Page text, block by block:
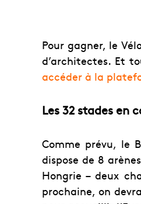
Pour gagner, le
d’architectes. Et
accéder à la
Les 32 stades en
Comme prévu, le
dispose de 8
Hongrie – deux
prochaine, on